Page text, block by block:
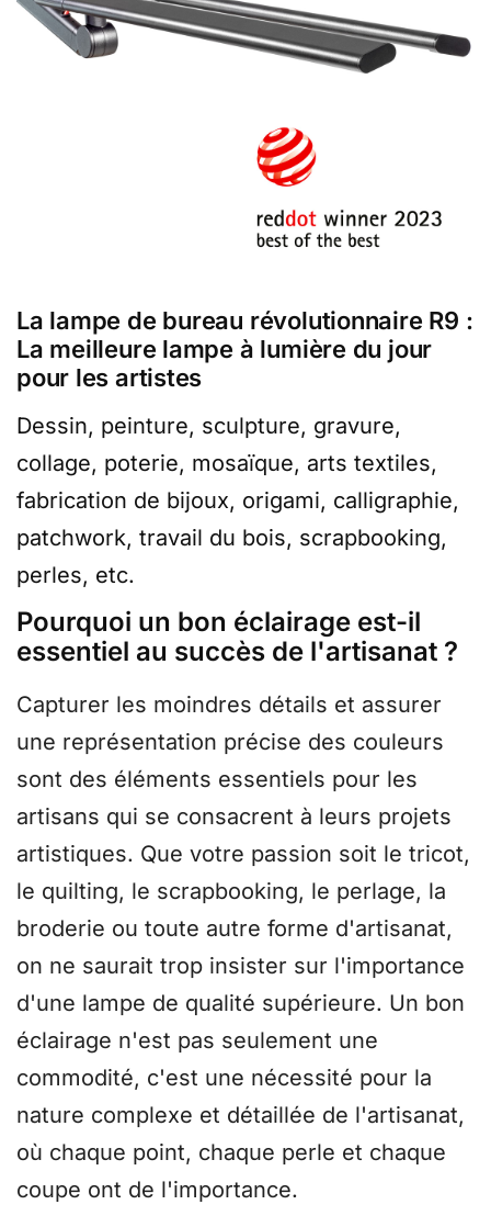
La lampe de bureau révolutionnaire R9 :
La meilleure lampe à lumière du jour
pour les artistes
Dessin, peinture, sculpture, gravure,
collage, poterie, mosaïque, arts textiles,
fabrication de bijoux, origami, calligraphie,
patchwork, travail du bois, scrapbooking,
perles, etc.
Pourquoi un bon éclairage est-il
essentiel au succès de l'artisanat ?
Capturer les moindres détails et assurer
une représentation précise des couleurs
sont des éléments essentiels pour les
artisans qui se consacrent à leurs projets
artistiques. Que votre passion soit le tricot,
le quilting, le scrapbooking, le perlage, la
broderie ou toute autre forme d'artisanat,
on ne saurait trop insister sur l'importance
d'une lampe de qualité supérieure. Un bon
éclairage n'est pas seulement une
commodité, c'est une nécessité pour la
nature complexe et détaillée de l'artisanat,
où chaque point, chaque perle et chaque
coupe ont de l'importance.